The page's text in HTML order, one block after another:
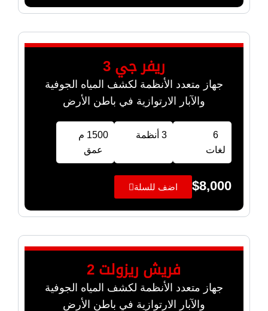
ريفر جي 3
جهاز متعدد الأنظمة لكشف المياه الجوفية
والآبار الارتوازية في باطن الأرض
6
لغات
3 أنظمة
1500 م
عمق
$8,000 اضف للسلة
فريش ريزولت 2
جهاز متعدد الأنظمة لكشف المياه الجوفية
والآبار الارتوازية في باطن الأرض